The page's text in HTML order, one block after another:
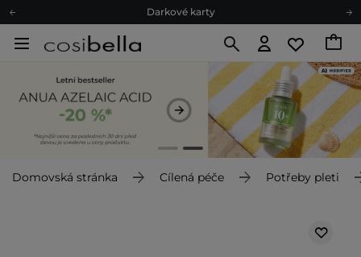
Ekologické balení
Doporučovací Program
Odeslání do 24 hod.
Ekologické balení
Domovská stránka Cílená péče Potřeby pleti